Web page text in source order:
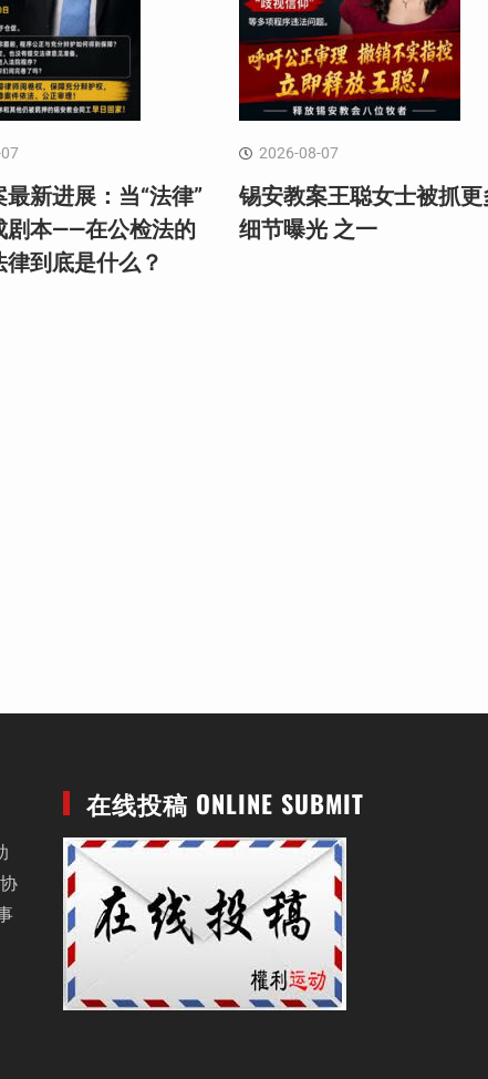
新进展：当“法律”
剧本——在公检法的
律到底是什么？
2026-08-07
锡安教案王聪女士被抓更
细节曝光 之一
在线投稿 ONLINE SUBMIT